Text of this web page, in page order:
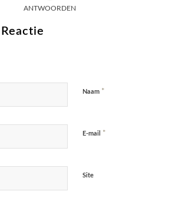
ANTWOORDEN
Naam *
E-mail *
Site